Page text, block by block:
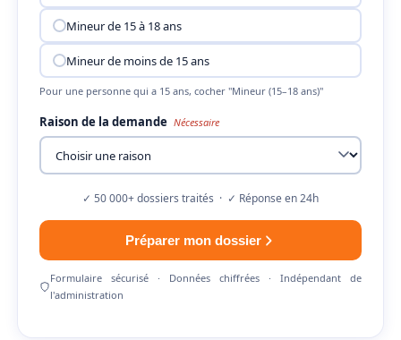
Mineur de 15 à 18 ans
Mineur de moins de 15 ans
Pour une personne qui a 15 ans, cocher "Mineur (15–18 ans)"
Raison de la demande Nécessaire
✓ 50 000+ dossiers traités · ✓ Réponse en 24h
Préparer mon dossier
Formulaire sécurisé · Données chiffrées · Indépendant de
l'administration